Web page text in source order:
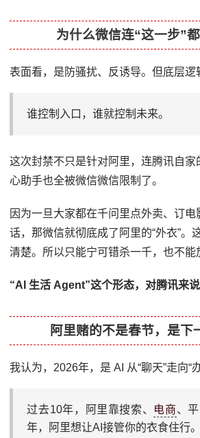
为什么微信连“这一步”
表面看，是防骚扰、反诱导。但底层逻
谁控制入口，谁就控制未来。
这次封禁不只是针对阿里，连腾讯自家
心助手也全被微信微信限制了。
因为一旦大家都在千问里点外卖、订电
话，那微信就彻底成了阿里的“外衣”。
清楚。所以只能宁可错杀一千，也不能
“AI 生活 Agent”这个形态，对腾讯来说
阿里赌的不是春节，是下
我认为，2026年，是 AI 从“聊天”走向“
过去10年，阿里靠搜索、 电商、
年，阿里想让AI接管你的衣食住行。